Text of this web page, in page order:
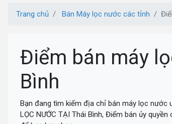
Trang chủ Bán Máy lọc nước các tỉnh
Điểm bán máy
Bình
Bạn đang tìm kiếm địa chỉ bán máy lọc nước
LỌC NƯỚC TẠI Thái Bình, Điểm bán ủy